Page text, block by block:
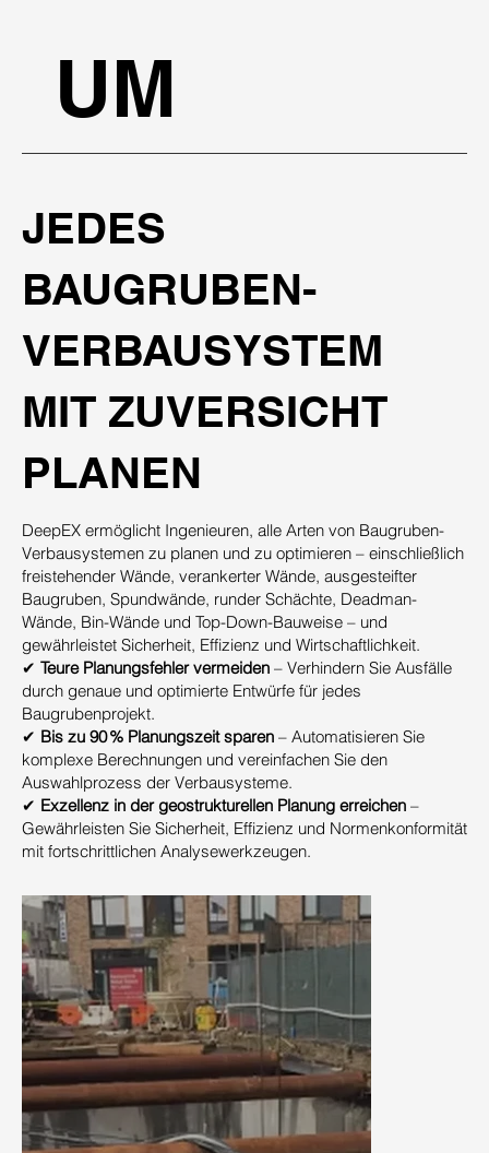
UM
JEDES
BAUGRUBEN-
VERBAUSYSTEM
MIT ZUVERSICHT
PLANEN
DeepEX ermöglicht Ingenieuren, alle Arten von Baugruben-
Verbausystemen zu planen und zu optimieren – einschließlich
freistehender Wände, verankerter Wände, ausgesteifter
Baugruben, Spundwände, runder Schächte, Deadman-
Wände, Bin-Wände und Top-Down-Bauweise – und
gewährleistet Sicherheit, Effizienz und Wirtschaftlichkeit.
✔ Teure Planungsfehler vermeiden – Verhindern Sie Ausfälle
durch genaue und optimierte Entwürfe für jedes
Baugrubenprojekt.
✔ Bis zu 90 % Planungszeit sparen – Automatisieren Sie
komplexe Berechnungen und vereinfachen Sie den
Auswahlprozess der Verbausysteme.
✔ Exzellenz in der geostrukturellen Planung erreichen –
Gewährleisten Sie Sicherheit, Effizienz und Normenkonformität
mit fortschrittlichen Analysewerkzeugen.